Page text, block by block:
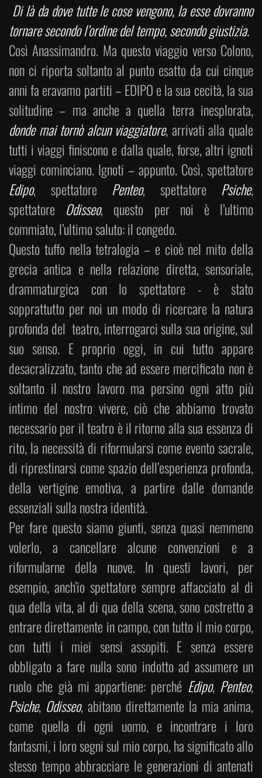
Di là da dove tutte le cose vengono, la esse dovranno
tornare secondo l’ordine del tempo, secondo giustizia.
Così Anassimandro. Ma questo viaggio verso Colono,
non ci riporta soltanto al punto esatto da cui cinque
anni fa eravamo partiti – EDIPO e la sua cecità, la sua
solitudine – ma anche a quella terra inesplorata,
donde mai tornò alcun viaggiatore, arrivati alla quale
tutti i viaggi finiscono e dalla quale, forse, altri ignoti
viaggi cominciano. Ignoti – appunto. Così, spettatore
Edipo, spettatore Penteo, spettatore Psiche,
spettatore Odisseo, questo per noi è l’ultimo
commiato, l’ultimo saluto: il congedo.
Questo tuffo nella tetralogia – e cioè nel mito della
grecia antica e nella relazione diretta, sensoriale,
drammaturgica con lo spettatore - è stato
sopprattutto per noi un modo di ricercare la natura
profonda del teatro, interrogarci sulla sua origine, sul
suo senso. E proprio oggi, in cui tutto appare
desacralizzato, tanto che ad essere mercificato non è
soltanto il nostro lavoro ma persino ogni atto più
intimo del nostro vivere, ciò che abbiamo trovato
necessario per il teatro è il ritorno alla sua essenza di
rito, la necessità di riformularsi come evento sacrale,
di riprestinarsi come spazio dell’esperienza profonda,
della vertigine emotiva, a partire dalle domande
essenziali sulla nostra identità.
Per fare questo siamo giunti, senza quasi nemmeno
volerlo, a cancellare alcune convenzioni e a
riformularne della nuove. In questi lavori, per
esempio, anch’io spettatore sempre affacciato al di
qua della vita, al di qua della scena, sono costretto a
entrare direttamente in campo, con tutto il mio corpo,
con tutti i miei sensi assopiti. E senza essere
obbligato a fare nulla sono indotto ad assumere un
ruolo che già mi appartiene: perché Edipo, Penteo,
Psiche, Odisseo, abitano direttamente la mia anima,
come quella di ogni uomo, e incontrare i loro
fantasmi, i loro segni sul mio corpo, ha significato allo
stesso tempo abbracciare le generazioni di antenati